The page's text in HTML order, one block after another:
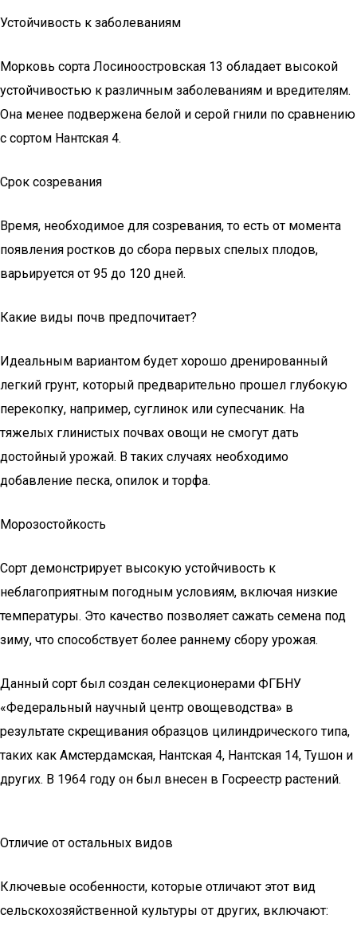
Устойчивость к заболеваниям
Морковь сорта Лосиноостровская 13 обладает высокой
устойчивостью к различным заболеваниям и вредителям.
Она менее подвержена белой и серой гнили по сравнению
с сортом Нантская 4.
Срок созревания
Время, необходимое для созревания, то есть от момента
появления ростков до сбора первых спелых плодов,
варьируется от 95 до 120 дней.
Какие виды почв предпочитает?
Идеальным вариантом будет хорошо дренированный
легкий грунт, который предварительно прошел глубокую
перекопку, например, суглинок или супесчаник. На
тяжелых глинистых почвах овощи не смогут дать
достойный урожай. В таких случаях необходимо
добавление песка, опилок и торфа.
Морозостойкость
Сорт демонстрирует высокую устойчивость к
неблагоприятным погодным условиям, включая низкие
температуры. Это качество позволяет сажать семена под
зиму, что способствует более раннему сбору урожая.
Данный сорт был создан селекционерами ФГБНУ
«Федеральный научный центр овощеводства» в
результате скрещивания образцов цилиндрического типа,
таких как Амстердамская, Нантская 4, Нантская 14, Тушон и
других. В 1964 году он был внесен в Госреестр растений.
Отличие от остальных видов
Ключевые особенности, которые отличают этот вид
сельскохозяйственной культуры от других, включают: